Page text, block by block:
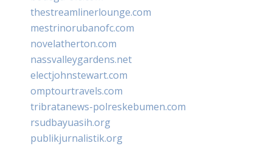
thestreamlinerlounge.com
mestrinorubanofc.com
novelatherton.com
nassvalleygardens.net
electjohnstewart.com
omptourtravels.com
tribratanews-polreskebumen.com
rsudbayuasih.org
publikjurnalistik.org